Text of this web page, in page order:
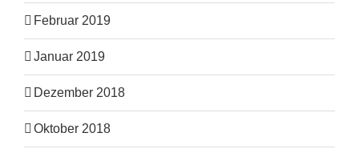
Februar 2019
Januar 2019
Dezember 2018
Oktober 2018